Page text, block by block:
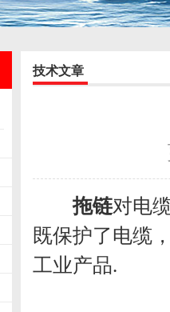
技术文章
拖链对电
既保护了电缆
工业产品.